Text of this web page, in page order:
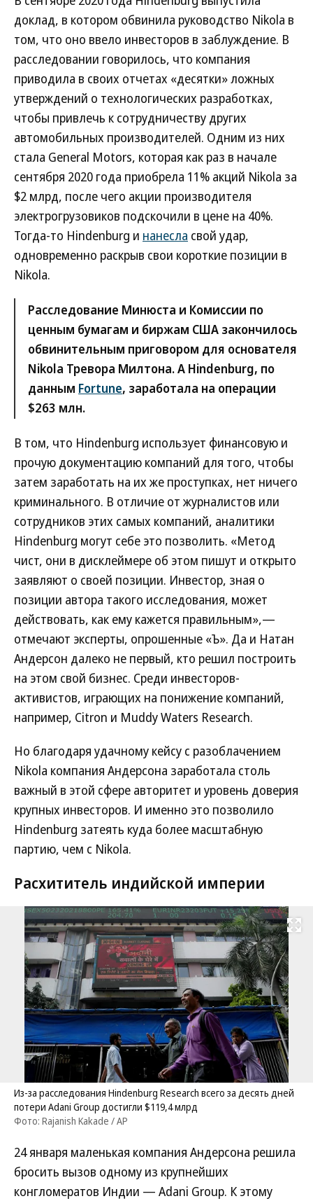
доклад, в котором обвинила руководство Nikola в
том, что оно ввело инвесторов в заблуждение. В
расследовании говорилось, что компания
приводила в своих отчетах «десятки» ложных
утверждений о технологических разработках,
чтобы привлечь к сотрудничеству других
автомобильных производителей. Одним из них
стала General Motors, которая как раз в начале
сентября 2020 года приобрела 11% акций Nikola за
$2 млрд, после чего акции производителя
электрогрузовиков подскочили в цене на 40%.
Тогда-то Hindenburg и нанесла свой удар,
одновременно раскрыв свои короткие позиции в
Nikola.
Расследование Минюста и Комиссии по
ценным бумагам и биржам США закончилось
обвинительным приговором для основателя
Nikola Тревора Милтона. А Hindenburg, по
данным Fortune, заработала на операции
$263 млн.
В том, что Hindenburg использует финансовую и
прочую документацию компаний для того, чтобы
затем заработать на их же проступках, нет ничего
криминального. В отличие от журналистов или
сотрудников этих самых компаний, аналитики
Hindenburg могут себе это позволить. «Метод
чист, они в дисклеймере об этом пишут и открыто
заявляют о своей позиции. Инвестор, зная о
позиции автора такого исследования, может
действовать, как ему кажется правильным»,—
отмечают эксперты, опрошенные «Ъ». Да и Натан
Андерсон далеко не первый, кто решил построить
на этом свой бизнес. Среди инвесторов-
активистов, играющих на понижение компаний,
например, Citron и Muddy Waters Research.
Но благодаря удачному кейсу с разоблачением
Nikola компания Андерсона заработала столь
важный в этой сфере авторитет и уровень доверия
крупных инвесторов. И именно это позволило
Hindenburg затеять куда более масштабную
партию, чем с Nikola.
Расхититель индийской империи
Развернуть
Из-за расследования Hindenburg Research всего за десять дней
потери Adani Group достигли $119,4 млрд
Фото: Rajanish Kakade / AP
24 января маленькая компания Андерсона решила
бросить вызов одному из крупнейших
конгломератов Индии — Adani Group. К этому